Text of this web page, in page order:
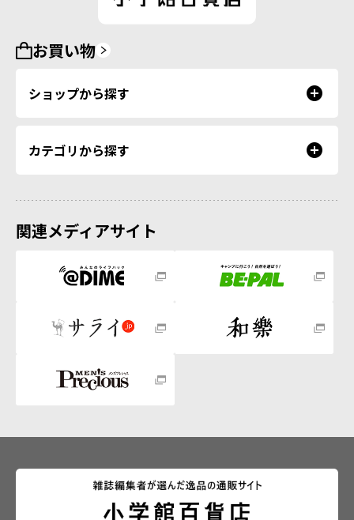
お買い物
ショップから探す
カテゴリから探す
関連メディアサイト